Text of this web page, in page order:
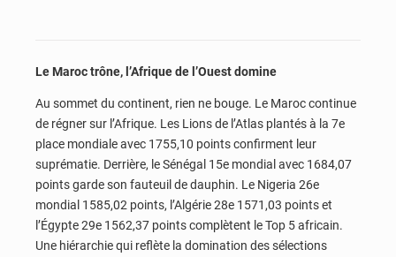
Le Maroc trône, l’Afrique de l’Ouest domine
Au sommet du continent, rien ne bouge. Le Maroc continue
de régner sur l’Afrique. Les Lions de l’Atlas plantés à la 7e
place mondiale avec 1755,10 points confirment leur
suprématie. Derrière, le Sénégal 15e mondial avec 1684,07
points garde son fauteuil de dauphin. Le Nigeria 26e
mondial 1585,02 points, l’Algérie 28e 1571,03 points et
l’Égypte 29e 1562,37 points complètent le Top 5 africain.
Une hiérarchie qui reflète la domination des sélections